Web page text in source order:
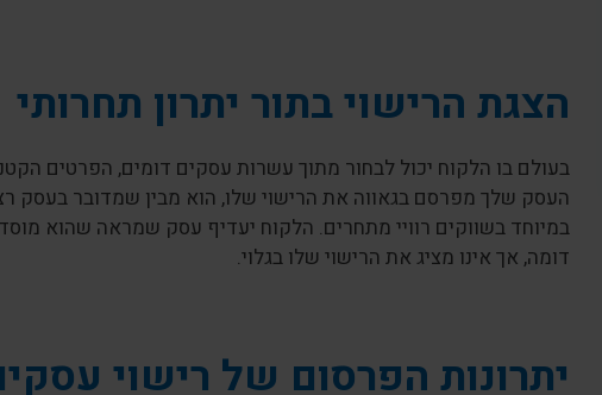
הצגת הרישוי בתור יתרון תחרותי
בעולם בו הלקוח יכול לבחור מתוך עשרות עסקים דומים, הפרטים
העסק שלך מפרסם בגאווה את הרישוי שלו, הוא מבין שמדובר בעסק
במיוחד בשווקים רוויי מתחרים. הלקוח יעדיף עסק שמראה שהוא
דומה, אך אינו מציג את הרישוי שלו בגלוי.
יתרונות הפרסום של רישוי